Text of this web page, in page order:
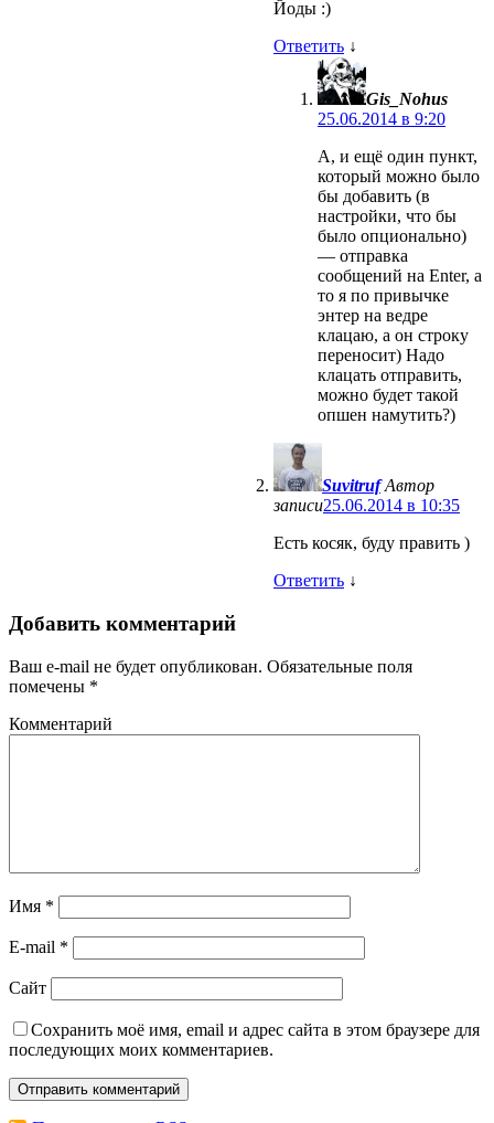
Йоды :)
Ответить ↓
Gis_Nohus
25.06.2014 в 9:20
А, и ещё один пункт,
который можно было
бы добавить (в
настройки, что бы
было опционально)
— отправка
сообщений на Enter, а
то я по привычке
энтер на ведре
клацаю, а он строку
переносит) Надо
клацать отправить,
можно будет такой
опшен намутить?)
Suvitruf Автор
записи25.06.2014 в 10:35
Есть косяк, буду править )
Ответить ↓
Добавить комментарий
Ваш e-mail не будет опубликован. Обязательные поля
помечены *
Комментарий
Имя *
E-mail *
Сайт
Сохранить моё имя, email и адрес сайта в этом браузере для
последующих моих комментариев.